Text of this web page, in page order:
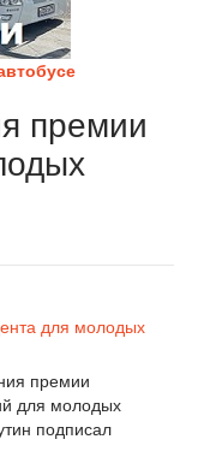
премии
премии
для молодых
подписал